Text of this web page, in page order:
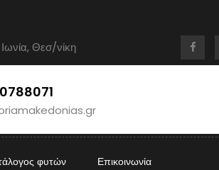
Θεσ/νίκη
φυτών Επικοινωνία